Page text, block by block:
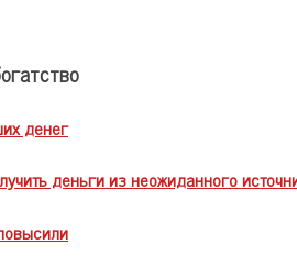
денег
деньги из неожиданного